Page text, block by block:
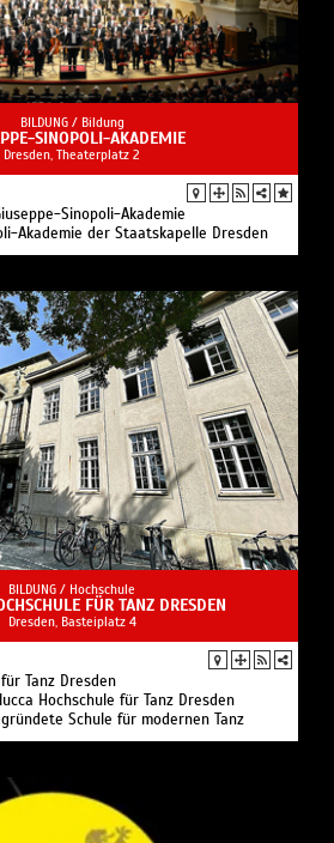
BILDUNG / Bildung
SINOPOLI-AKADEMIE
Dresden, Theaterplatz 2
Sinopoli-Akademie
Akademie der Staatskapelle Dresden
BILDUNG / Hochschule
FÜR TANZ DRESDEN
Dresden, Basteiplatz 4
Tanz Dresden
Hochschule für Tanz Dresden
Schule für modernen Tanz